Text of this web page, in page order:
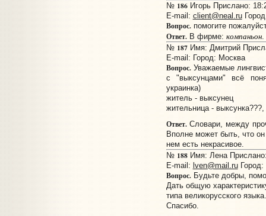
№ 186Игорь Прислано:
E-mail: client@neal.ru
Вопрос.помогите
Ответ.В фирме: компаньон.
№ 187Имя: Дмитрий
E-mail: Город: Москва
Вопрос.Уважаемые
с "выксунцами" всё
украинка)
житель - выксунец
жительница - выксунка???,
Ответ.Словари, между
Вполне может быть, что
нем есть некрасивое.
№ 188Имя: Лена
E-mail: lven@mail.ruГород:
Вопрос.Будьте добры,
Дать общую
типа великорусского языка.
Спасибо.